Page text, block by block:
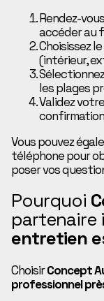
Rendez-
accéder au
Choisissez
(intérieur,
les plages
Validez
Vous pouvez
téléphone pour
poser vos
Pourquoi
partenaire
entretien
ChoisirConcept
professionnel